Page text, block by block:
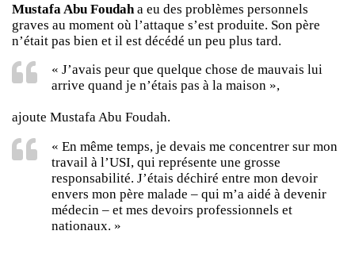
Mustafa Abu Foudah a eu des problèmes personnels
graves au moment où l’attaque s’est produite. Son père
n’était pas bien et il est décédé un peu plus tard.
« J’avais peur que quelque chose de mauvais lui
arrive quand je n’étais pas à la maison »,
ajoute Mustafa Abu Foudah.
« En même temps, je devais me concentrer sur mon
travail à l’USI, qui représente une grosse
responsabilité. J’étais déchiré entre mon devoir
envers mon père malade – qui m’a aidé à devenir
médecin – et mes devoirs professionnels et
nationaux. »